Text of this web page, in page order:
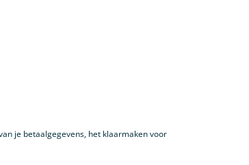
je betaalgegevens, het klaarmaken voor